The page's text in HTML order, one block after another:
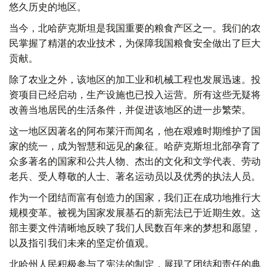
悠久历史的地区。
当今，北哈萨克斯坦是我国重要的粮食产区之一。我们的农
民掌握了精湛的农业技术，为保障我国粮食安全做出了巨大
贡献。
除了农业之外，该地区的加工业和机械工程也发展迅速。投
资项目已经启动，生产设施也已投入运营。所有这些无疑将
改善当地居民的生活条件，并促进该地区的进一步繁荣。
这一地区因著名的阿布莱汗而闻名，他在艰难时期维护了国
家的统一，成为智慧和远见的象征。哈萨克斯坦北部孕育了
众多著名的国家和公共人物、杰出的文化和文学代表、劳动
老兵、受人尊敬的人士、著名运动员以及优秀的执法人员。
作为一个团结而富有创造力的国家，我们正在成功地推行大
规模变革。被视为国家发展基石的新宪法已于近期生效。这
部主要文件清晰地反映了我们人民数百年来的梦想和愿望，
以及指引我们未来的坚定价值观。
北哈州人民积极参与了宪法的制定，展现了团结和责任的典